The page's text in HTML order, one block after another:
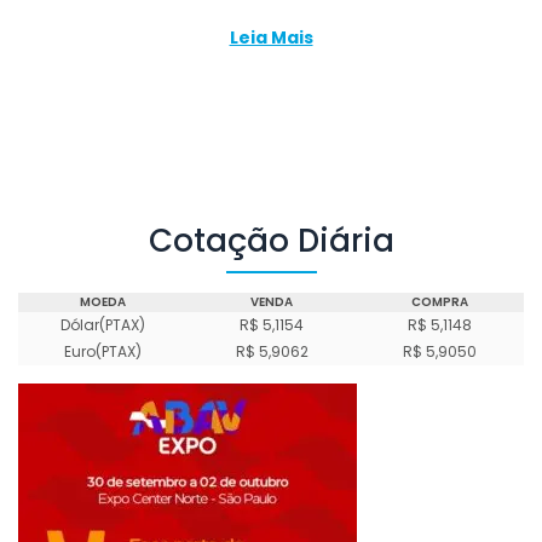
Leia Mais
Cotação Diária
MOEDA VENDA COMPRA
Dólar(PTAX) R$ 5,1154
R$ 5,1148
Euro(PTAX)
R$ 5,9062 R$ 5,9050